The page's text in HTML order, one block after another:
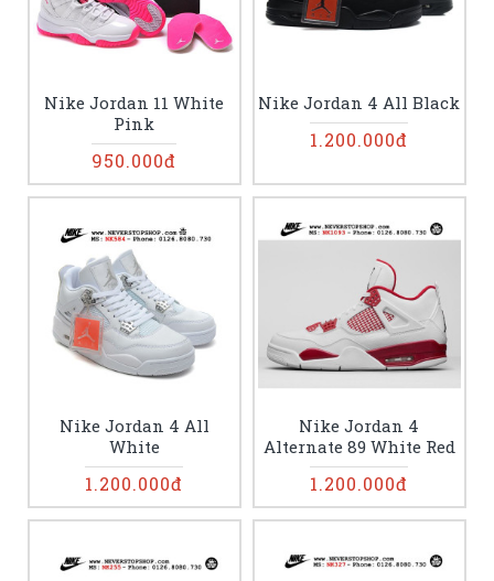
Nike Jordan 11 White
Pink
950.000đ
Nike Jordan 4 All Black
1.200.000đ
Nike Jordan 4 All
White
1.200.000đ
Nike Jordan 4
Alternate 89 White Red
1.200.000đ